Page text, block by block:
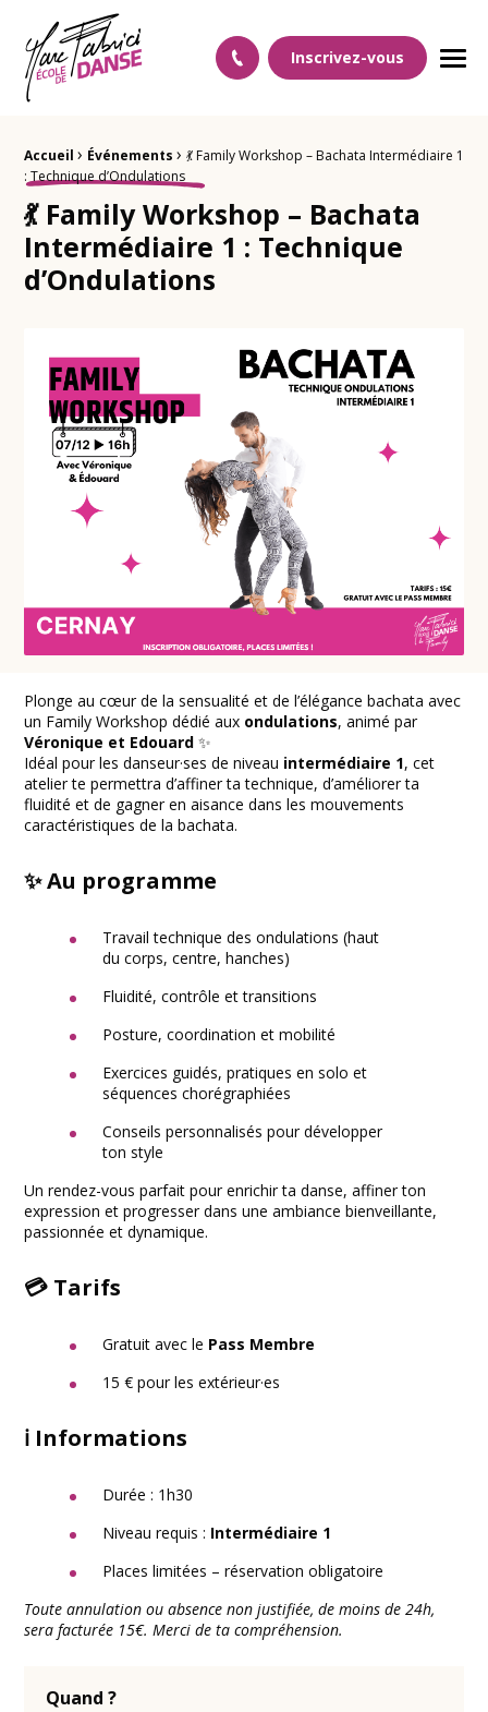
Ecole Danse Mulhouse Ecole de danse à Mulhouse
Inscrivez-vous
Fil d'Ariane :
Accueil › Événements › 💃 Family Workshop – Bachata Intermédiaire 1
: Technique d’Ondulations
💃 Family Workshop – Bachata
Intermédiaire 1 : Technique
d’Ondulations
Plonge au cœur de la sensualité et de l’élégance bachata avec
un Family Workshop dédié aux ondulations, animé par
Véronique et Edouard ✨
Idéal pour les danseur·ses de niveau intermédiaire 1, cet
atelier te permettra d’affiner ta technique, d’améliorer ta
fluidité et de gagner en aisance dans les mouvements
caractéristiques de la bachata.
✨ Au programme
Travail technique des ondulations (haut
du corps, centre, hanches)
Fluidité, contrôle et transitions
Posture, coordination et mobilité
Exercices guidés, pratiques en solo et
séquences chorégraphiées
Conseils personnalisés pour développer
ton style
Un rendez-vous parfait pour enrichir ta danse, affiner ton
expression et progresser dans une ambiance bienveillante,
passionnée et dynamique.
💳 Tarifs
Gratuit avec le Pass Membre
15 € pour les extérieur·es
ℹ️ Informations
Durée : 1h30
Niveau requis : Intermédiaire 1
Places limitées – réservation obligatoire
Toute annulation ou absence non justifiée, de moins de 24h,
sera facturée 15€. Merci de ta compréhension.
Quand ?